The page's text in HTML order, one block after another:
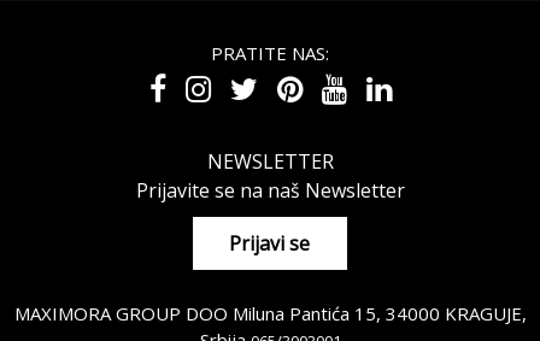
PRATITE NAS:
NEWSLETTER
Prijavite se na naš Newsletter
MAXIMORA GROUP DOO Miluna Pantića 15, 34000 KRAGUJE,